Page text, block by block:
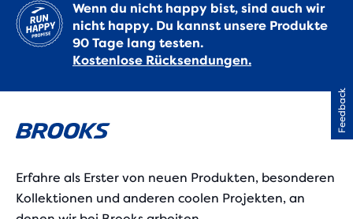
Wenn du nicht happy bist, sind auch wir
nicht happy. Du kannst unsere Produkte
90 Tage lang testen.
Kostenlose Rücksendungen.
Erfahre als Erster von neuen Produkten, besonderen
Kollektionen und anderen coolen Projekten, an
Feedback